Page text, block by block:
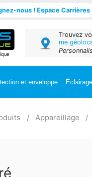
nous ! Espace Carrières
Trouvez
me
et enveloppe Éclairage
Appareillage